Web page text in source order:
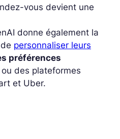
vous devient une
donne également la
personnaliser leurs
préférences
des plateformes
et Uber.